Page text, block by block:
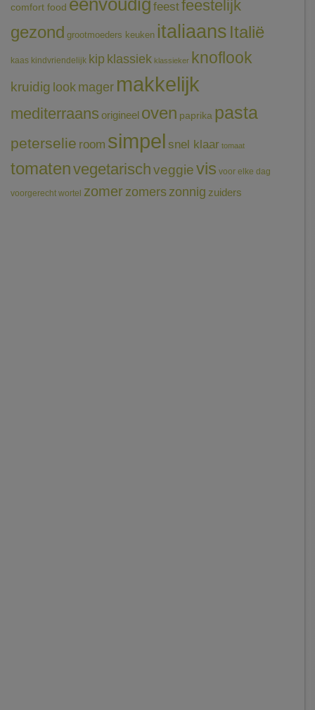
comfort food eenvoudig feestfeestelijk
gezond grootmoeders keuken italiaans Italië
kaas kindvriendelijk kip klassiek klassieker knoflook
kruidig look mager makkelijk
mediterraans origineel oven paprika pasta
peterselie room simpel snel klaar tomaat
tomatenvegetarischveggievis voor elke dag
voorgerecht wortel zomerzomerszonnig zuiders